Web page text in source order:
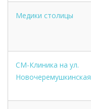
Медики столицы
СМ-Клиника на ул.
Новочеремушкинская